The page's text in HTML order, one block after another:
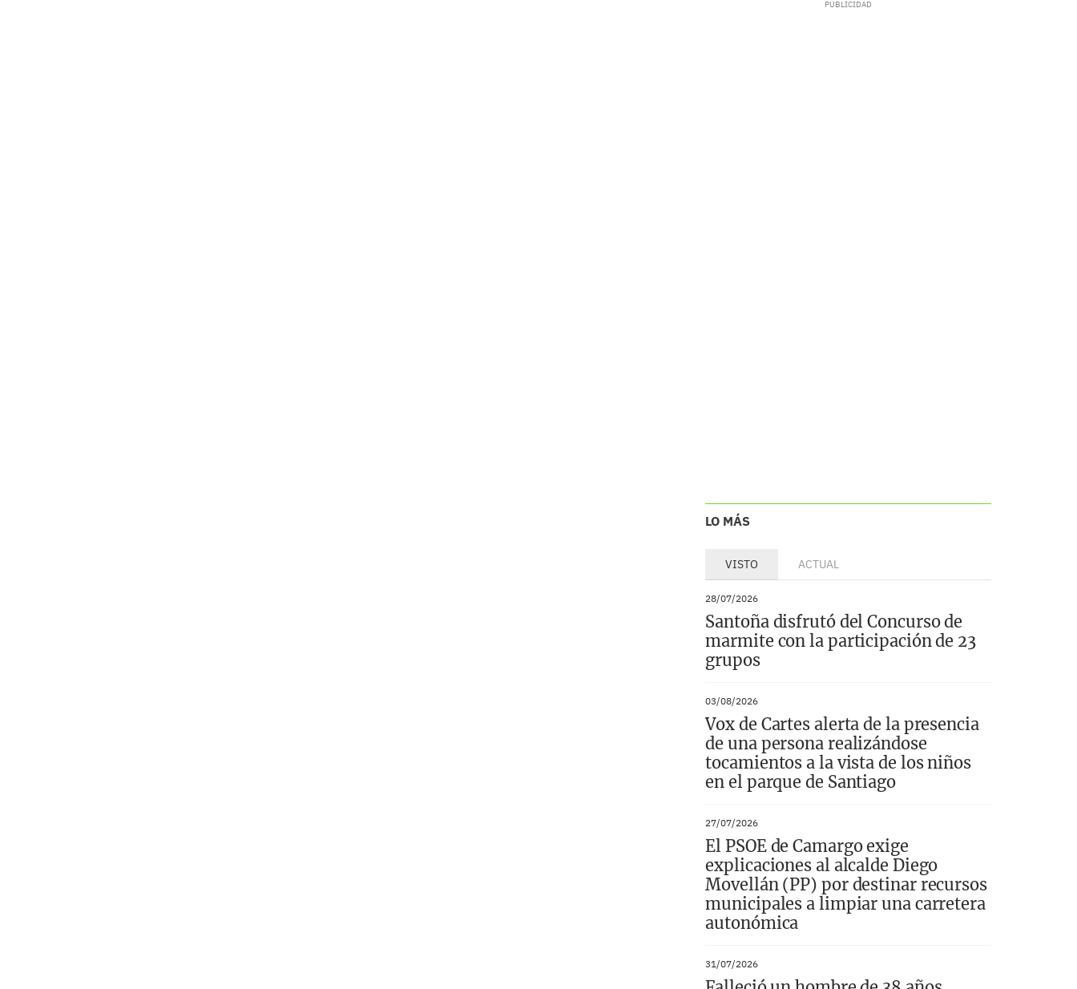
LO MÁS
VISTO ACTUAL
28/07/2026
Santoña disfrutó del Concurso de
marmite con la participación de 23
grupos
03/08/2026
Vox de Cartes alerta de la presencia
de una persona realizándose
tocamientos a la vista de los niños
en el parque de Santiago
27/07/2026
El PSOE de Camargo exige
explicaciones al alcalde Diego
Movellán (PP) por destinar recursos
municipales a limpiar una carretera
autonómica
31/07/2026